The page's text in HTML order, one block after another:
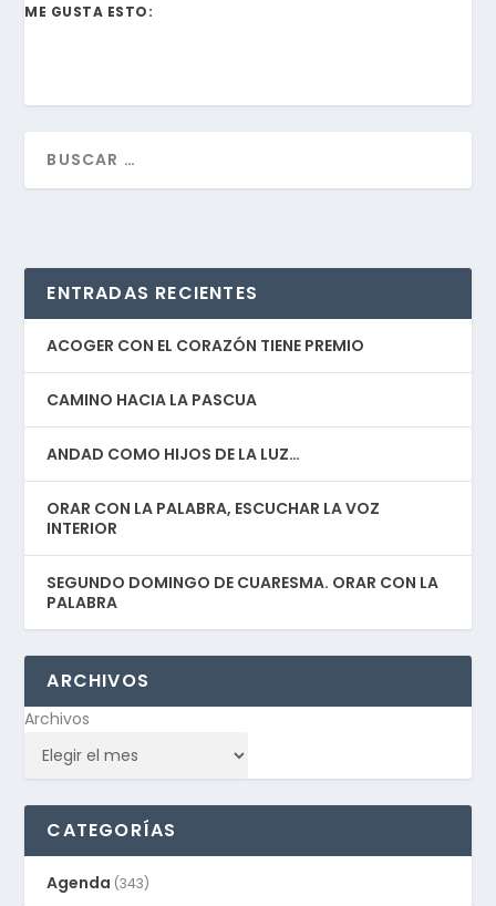
ME GUSTA ESTO:
ENTRADAS RECIENTES
ACOGER CON EL CORAZÓN TIENE PREMIO
CAMINO HACIA LA PASCUA
ANDAD COMO HIJOS DE LA LUZ…
ORAR CON LA PALABRA, ESCUCHAR LA VOZ
INTERIOR
SEGUNDO DOMINGO DE CUARESMA. ORAR CON LA
PALABRA
ARCHIVOS
Archivos
CATEGORÍAS
Agenda (343)